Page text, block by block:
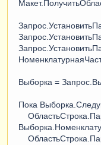
Выборка =
Пока